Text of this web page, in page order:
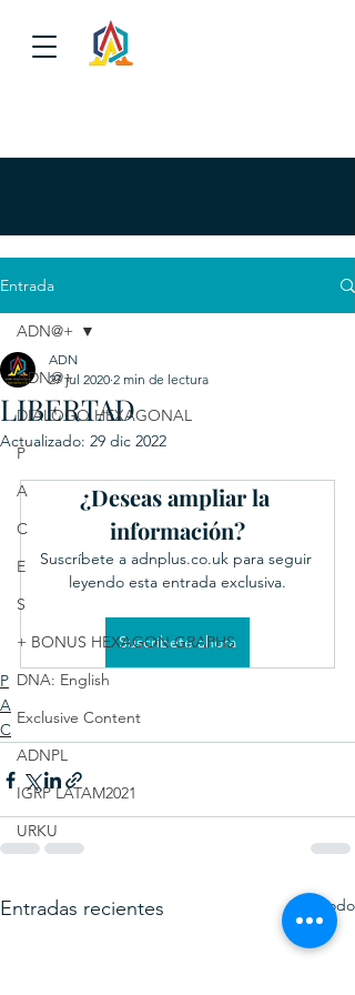
Entrada
ADN@+
DIALOGO HEXAGONAL
P
A
C
E
S
+ BONUS HEXAGON GRAPHS
DNA: English
Exclusive Content
ADNPL
IGRP LATAM2021
URKU
ADN@+
LIBERTAD
ADN
27 jul 2020 2 min de lectura
Actualizado: 29 dic 2022
¿Deseas ampliar la
información?
Suscríbete a adnplus.co.uk para seguir
leyendo esta entrada exclusiva.
Suscríbete ahora
P
A
C
Entradas recientes Ver todo